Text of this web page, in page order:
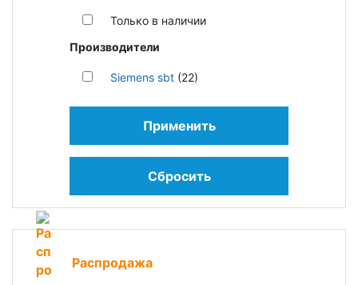
Только в наличии
Производители
Siemens sbt (22)
Применить
Сбросить
Распродажа